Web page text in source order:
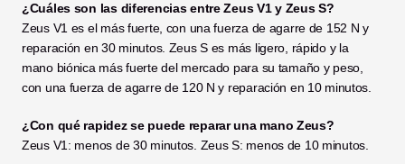
¿Cuáles son las diferencias entre Zeus V1 y Zeus S?
Zeus V1 es el más fuerte, con una fuerza de agarre de 152 N y
reparación en 30 minutos. Zeus S es más ligero, rápido y la
mano biónica más fuerte del mercado para su tamaño y peso,
con una fuerza de agarre de 120 N y reparación en 10 minutos.
¿Con qué rapidez se puede reparar una mano Zeus?
Zeus V1: menos de 30 minutos. Zeus S: menos de 10 minutos.